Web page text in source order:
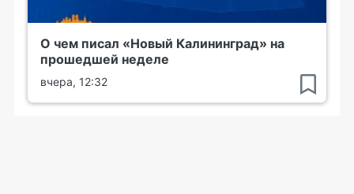
О чем писал «Новый Калининград» на
прошедшей неделе
вчера, 12:32